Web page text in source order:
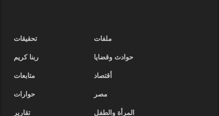
ملفات
تحقيقات
حوادث وقضايا
ربنا كريم
أقتصاد
متابعات
مصر
حوارات
المرأة والطفل
تقارير